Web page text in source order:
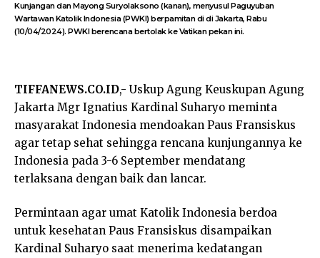
Kunjangan dan Mayong Suryolaksono (kanan), menyusul Paguyuban
Wartawan Katolik Indonesia (PWKI) berpamitan di di Jakarta, Rabu
(10/04/2024). PWKI berencana bertolak ke Vatikan pekan ini.
TIFFANEWS.CO.ID,- Uskup Agung Keuskupan Agung
Jakarta Mgr Ignatius Kardinal Suharyo meminta
masyarakat Indonesia mendoakan Paus Fransiskus
agar tetap sehat sehingga rencana kunjungannya ke
Indonesia pada 3-6 September mendatang
terlaksana dengan baik dan lancar.
Permintaan agar umat Katolik Indonesia berdoa
untuk kesehatan Paus Fransiskus disampaikan
Kardinal Suharyo saat menerima kedatangan